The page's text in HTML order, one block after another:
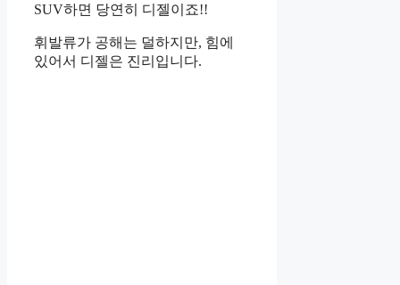
SUV하면 당연히 디젤이죠!!
휘발류가 공해는 덜하지만, 힘에
있어서 디젤은 진리입니다.